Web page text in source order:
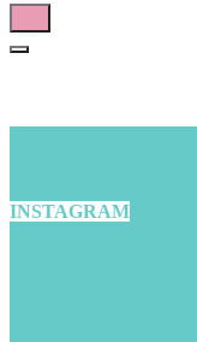
INSTAGRAM